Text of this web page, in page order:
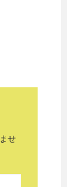
せ